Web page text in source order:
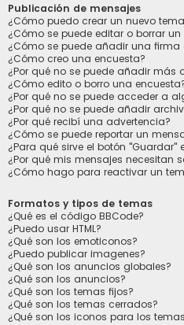
Publicación de mensajes
¿Cómo puedo crear un nuevo
¿Cómo se puede editar o borrar un
¿Cómo se puede añadir una firma
¿Cómo creo una encuesta?
¿Por qué no se puede añadir más
¿Cómo edito o borro una
¿Por qué no se puede acceder a
¿Por qué no se puede añadir
¿Por qué recibí una advertencia?
¿Cómo se puede reportar un
¿Para qué sirve el botón
¿Por qué mis mensajes necesitan
¿Cómo hago para reactivar un
Formatos y tipos de temas
¿Qué es el código BBCode?
¿Puedo usar HTML?
¿Qué son los emoticonos?
¿Puedo publicar imagenes?
¿Qué son los anuncios globales?
¿Qué son los anuncios?
¿Qué son los temas fijos?
¿Qué son los temas cerrados?
¿Qué son los iconos para los